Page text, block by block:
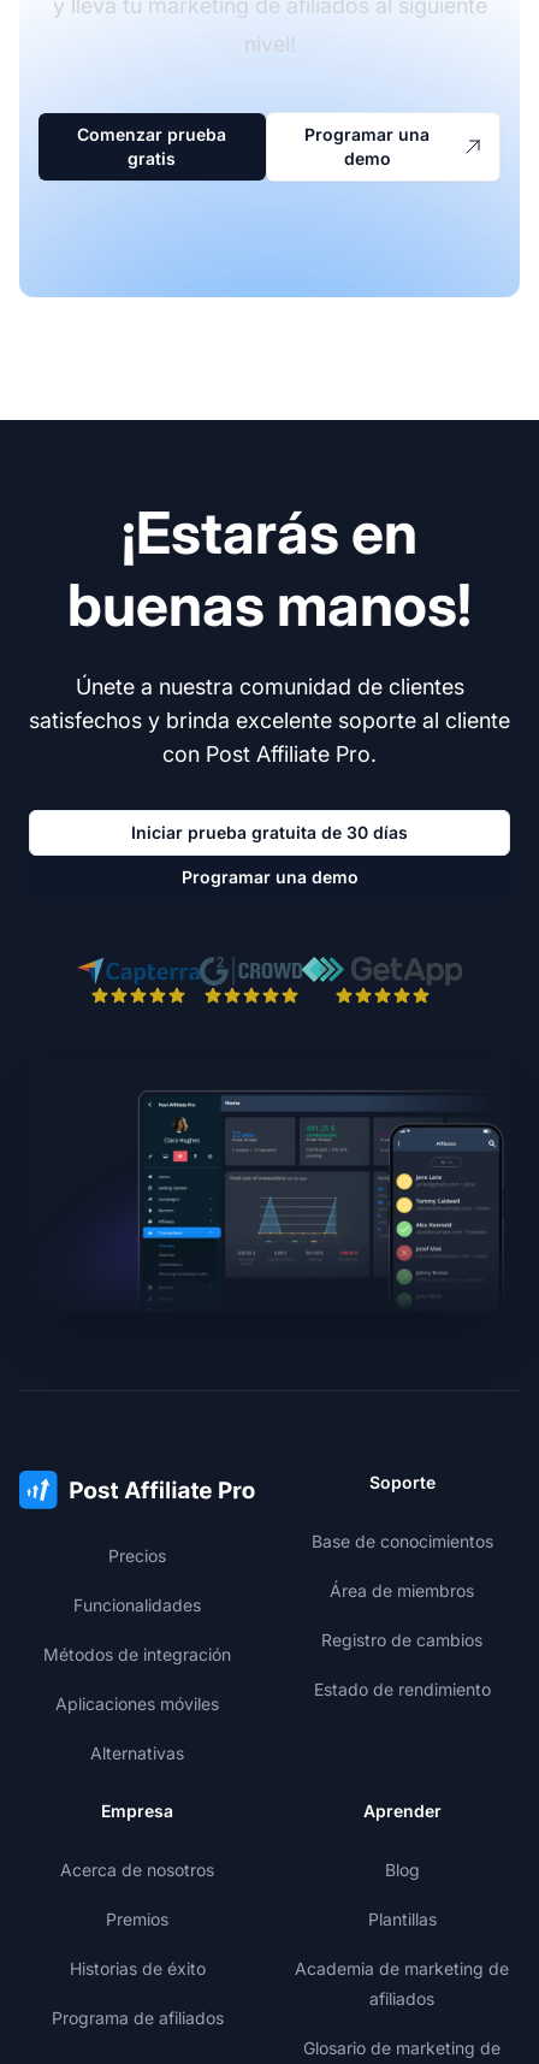
y lleva tu marketing de afiliados al siguiente
nivel!
Comenzar prueba
gratis
Programar una
demo
¡Estarás en
buenas manos!
Únete a nuestra comunidad de clientes
satisfechos y brinda excelente soporte al cliente
con Post Affiliate Pro.
Iniciar prueba gratuita de 30 días
Programar una demo
Precios
Funcionalidades
Métodos de integración
Aplicaciones móviles
Alternativas
Soporte
Base de conocimientos
Área de miembros
Registro de cambios
Estado de rendimiento
Empresa
Acerca de nosotros
Premios
Historias de éxito
Programa de afiliados
Aprender
Blog
Plantillas
Academia de marketing de
afiliados
Glosario de marketing de